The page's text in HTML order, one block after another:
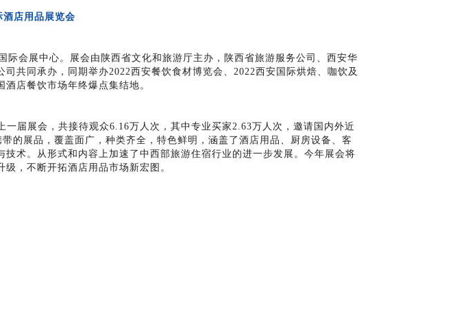
酒店用品展览会
会展中心。展会由陕西省文化和旅游厅主办，陕西省旅游服务公司、西安华
共同承办，同期举办2022西安餐饮食材博览会、2022西安国际烘焙、咖饮及
店餐饮市场年终爆点集结地。
届展会，共接待观众6.16万人次，其中专业买家2.63万人次，邀请国内外近
的展品，覆盖面广，种类齐全，特色鲜明，涵盖了酒店用品、厨房设备、客
术。从形式和内容上加速了中西部旅游住宿行业的进一步发展。今年展会将
，不断开拓酒店用品市场新宏图。